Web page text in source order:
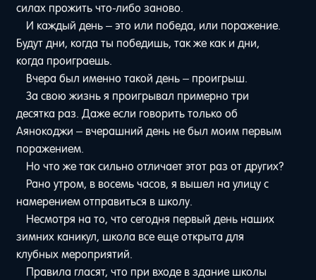
силах прожить что-либо заново.
И каждый день – это или победа, или поражение.
Будут дни, когда ты победишь, так же как и дни,
когда проиграешь.
Вчера был именно такой день – проигрыш.
За свою жизнь я проигрывал примерно три
десятка раз. Даже если говорить только об
Аянокоджи – вчерашний день не был моим первым
поражением.
Но что же так сильно отличает этот раз от других?
Рано утром, в восемь часов, я вышел на улицу с
намерением отправиться в школу.
Несмотря на то, что сегодня первый день наших
зимних каникул, школа все еще открыта для
клубных мероприятий.
Правила гласят, что при входе в здание школы